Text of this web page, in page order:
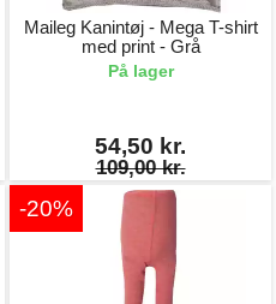
Maileg Kanintøj - Mega T-shirt
med print - Grå
På lager
54,50 kr.
109,00 kr.
-20%